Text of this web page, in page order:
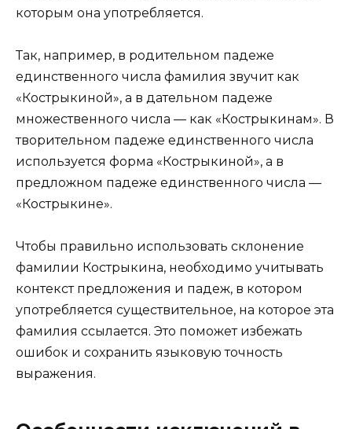
которым она употребляется.
Так, например, в родительном падеже
единственного числа фамилия звучит как
«Кострыкиной», а в дательном падеже
множественного числа — как «Кострыкинам». В
творительном падеже единственного числа
используется форма «Кострыкиной», а в
предложном падеже единственного числа —
«Кострыкине».
Чтобы правильно использовать склонение
фамилии Кострыкина, необходимо учитывать
контекст предложения и падеж, в котором
употребляется существительное, на которое эта
фамилия ссылается. Это поможет избежать
ошибок и сохранить языковую точность
выражения.